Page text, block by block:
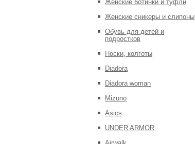
Женские ботинки и туфли
Женские сникеры и слипоны
Обувь для детей и
подростков
Носки, колготы
Diadora
Diadora woman
Mizuno
Asics
UNDER ARMOR